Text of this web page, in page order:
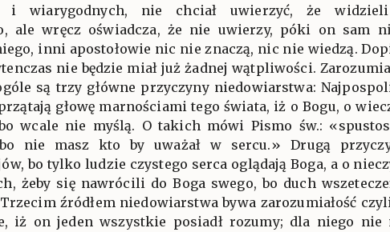
i wiarygodnych, nie chciał uwierzyć, że
ale wręcz oświadcza, że nie uwierzy, póki on sam
inni apostołowie nic nie znaczą, nic nie wiedzą.
nie będzie miał już żadnej wątpliwości.
są trzy główne przyczyny niedowiarstwa:
głowę marnościami tego świata, iż o Bogu, o
wcale nie myślą. O takich mówi Pismo św.:
nie masz kto by uważał w sercu.» Drugą
bo tylko ludzie czystego serca oglądają Boga, a o
żeby się nawrócili do Boga swego, bo duch
źródłem niedowiarstwa bywa zarozumiałość
iż on jeden wszystkie posiadł rozumy; dla niego nie